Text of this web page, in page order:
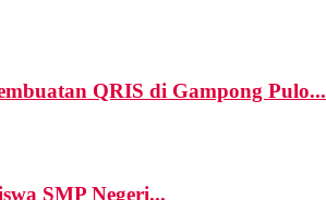
QRIS di Gampong Pulo...
SMP Negeri...